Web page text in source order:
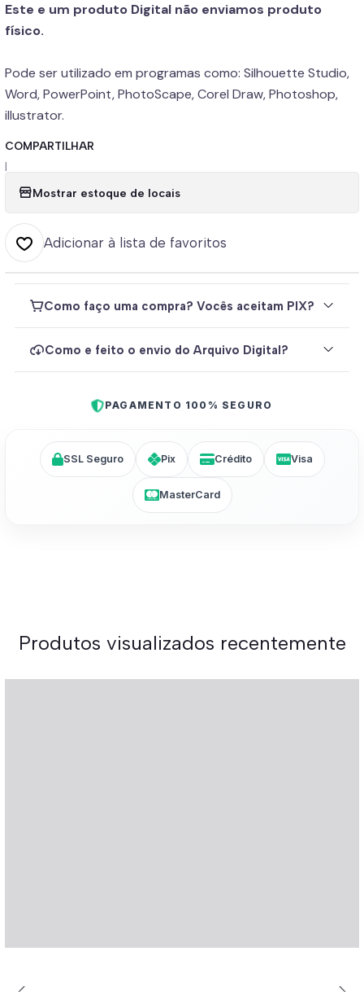
Este e um produto Digital não enviamos produto
físico.
Pode ser utilizado em programas como: Silhouette Studio,
Word, PowerPoint, PhotoScape, Corel Draw, Photoshop,
illustrator.
COMPARTILHAR
|
Mostrar estoque de locais
Adicionar à lista de favoritos
Como faço uma compra? Vocês aceitam PIX?
Como e feito o envio do Arquivo Digital?
PAGAMENTO 100% SEGURO
SSL Seguro Pix Crédito Visa
MasterCard
Produtos visualizados recentemente